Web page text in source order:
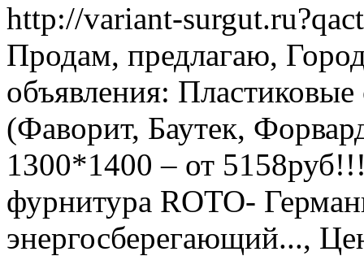
http://variant-
Продам, предлагаю,
объявления:
(Фаворит, Баутек,
1300*1400 – от
фурнитура ROTO-
энергосберегающий...,